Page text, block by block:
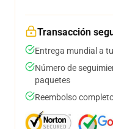
Transacción
Entrega mundial a
Número de
paquetes
Reembolso